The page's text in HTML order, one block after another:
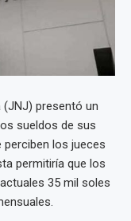
(JNJ) presentó un
sueldos de sus
los jueces
permitiría que los
35 mil soles